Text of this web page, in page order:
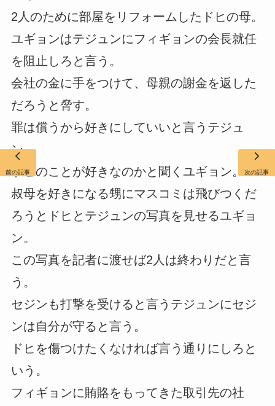
2人のために部屋をリフォームしたドヒの母。
ユギョンはテジュンにフィギョンの会長就任
を阻止しろと言う。
会社の金に手をつけて、母親の謝金を返した
だろうと脅す。
罪は償うから好きにしていいと言うテジュ
ン。
ドヒのことが好きなのかと聞くユギョン。
叔母を好きになる甥にマスコミは飛びつくだ
ろうとドヒとテジュンの写真を見せるユギョ
ン。
この写真を記者に渡せば2人は終わりだと言
う。
セジンも打撃を受けると言うテジュンにセジ
ンは自分が守ると言う。
ドヒを傷つけたくなければ言う通りにしろと
いう。
フィギョンに賄賂をもってきた取引先の社
前の記事 次の記事